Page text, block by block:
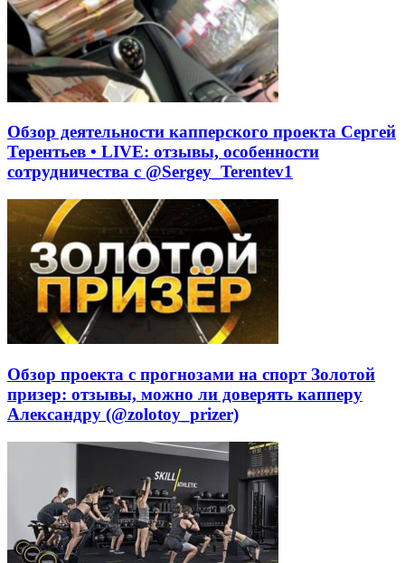
Обзор деятельности капперского проекта Сергей
Терентьев • LIVE: отзывы, особенности
сотрудничества с @Sergey_Terentev1
Обзор проекта с прогнозами на спорт Золотой
призер: отзывы, можно ли доверять капперу
Александру (@zolotoy_prizer)